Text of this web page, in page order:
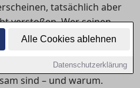
Alle Cookies ablehnen
Datenschutzerklärung
tatsächlich aber
verstoßen. Wer seinen
sich vor unnötigen
schützen. Hier erfährst
in
sind – und warum.